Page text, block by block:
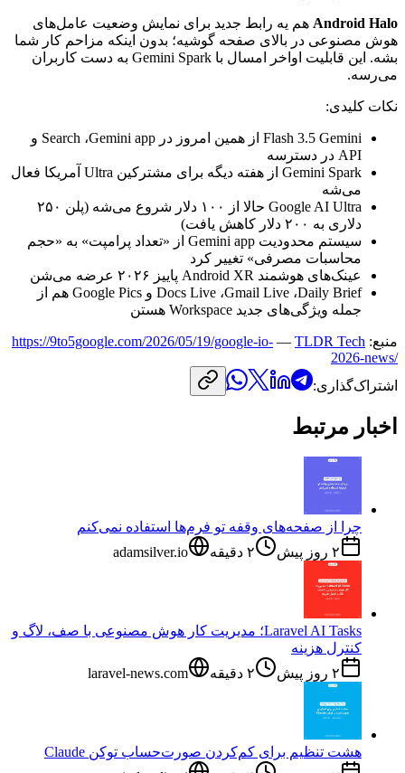
Android Halo هم یه رابط جدید برای نمایش وضعیت عامل‌های
هوش مصنوعی در بالای صفحه گوشیه؛ بدون اینکه مزاحم کار شما
بشه. این قابلیت اواخر امسال با Gemini Spark به دست کاربران
می‌رسه.
نکات کلیدی:
Gemini
3.5
Flash از همین امروز در Gemini app، Search و
API در دسترسه
Gemini Spark از هفته دیگه برای مشترکین Ultra آمریکا فعال
می‌شه
Google AI Ultra حالا از ۱۰۰ دلار شروع می‌شه (پلن ۲۵۰
دلاری به ۲۰۰ دلار کاهش یافت)
سیستم محدودیت Gemini app از «تعداد پرامپت» به «حجم
محاسبات مصرفی» تغییر کرد
عینک‌های هوشمند Android XR پاییز ۲۰۲۶ عرضه می‌شن
Daily Brief، Gmail Live، Docs Live و Google Pics هم
از
جمله ویژگی‌های جدید Workspace هستن
منبع: TLDR Tech
—
https://9to5google.com/2026/05/19/google-io-
2026-news/
اشتراک‌گذاری:
اخبار مرتبط
چرا از صفحه‌های وقفه تو فرم‌ها استفاده نمی‌کنم
۲ روز پیش
۲ دقیقه adamsilver.io
Laravel AI Tasks؛ مدیریت کار هوش مصنوعی با صف، لاگ و
کنترل هزینه
۲ روز پیش
۲ دقیقه laravel-news.com
هشت تنظیم برای کم‌کردن صورت‌حساب توکن Claude